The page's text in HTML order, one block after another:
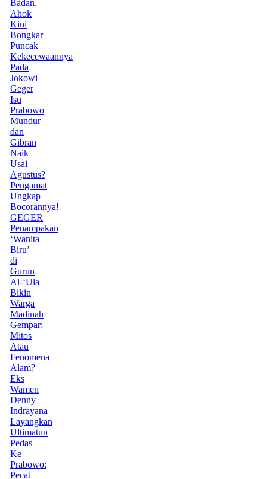
Badan,
Ahok
Kini
Bongkar
Puncak
Kekecewaannya
Pada
Jokowi
Geger
Isu
Prabowo
Mundur
dan
Gibran
Naik
Usai
Agustus?
Pengamat
Ungkap
Bocorannya!
GEGER
Penampakan
‘Wanita
Biru’
di
Gurun
Al-‘Ula
Bikin
Warga
Madinah
Gempar:
Mitos
Atau
Fenomena
Alam?
Eks
Wamen
Denny
Indrayana
Layangkan
Ultimatun
Pedas
Ke
Prabowo:
Pecat